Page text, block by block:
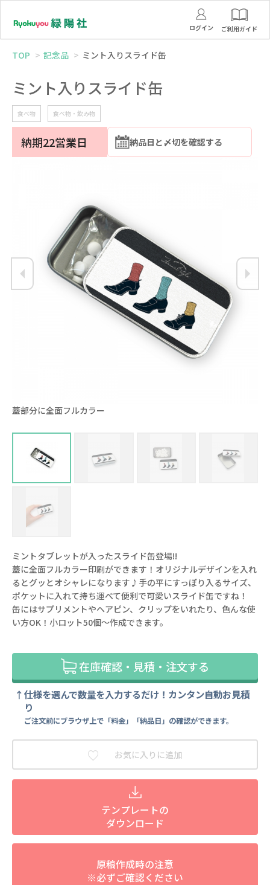
ログイン ご利用ガイド
TOP 記念品 ミント入りスライド缶
ミント入りスライド缶
食べ物 食べ物・飲み物
納期22営業日 納品日と〆切を確認する
蓋部分に全面フルカラー
ミントタブレットが入ったスライド缶登場!!
蓋に全面フルカラー印刷ができます！オリジナルデザインを入れ
るとグッとオシャレになります♪手の平にすっぽり入るサイズ、
ポケットに入れて持ち運べて便利で可愛いスライド缶ですね！
缶にはサプリメントやヘアピン、クリップをいれたり、色んな使
い方OK！小ロット50個～作成できます。
在庫確認・見積・注文する
仕様を選んで数量を入力するだけ！カンタン自動お見積
り
ご注文前にブラウザ上で「料金」「納品日」の確認ができます。
お気に入りに追加
テンプレートの
ダウンロード
原稿作成時の注意
※必ずご確認ください